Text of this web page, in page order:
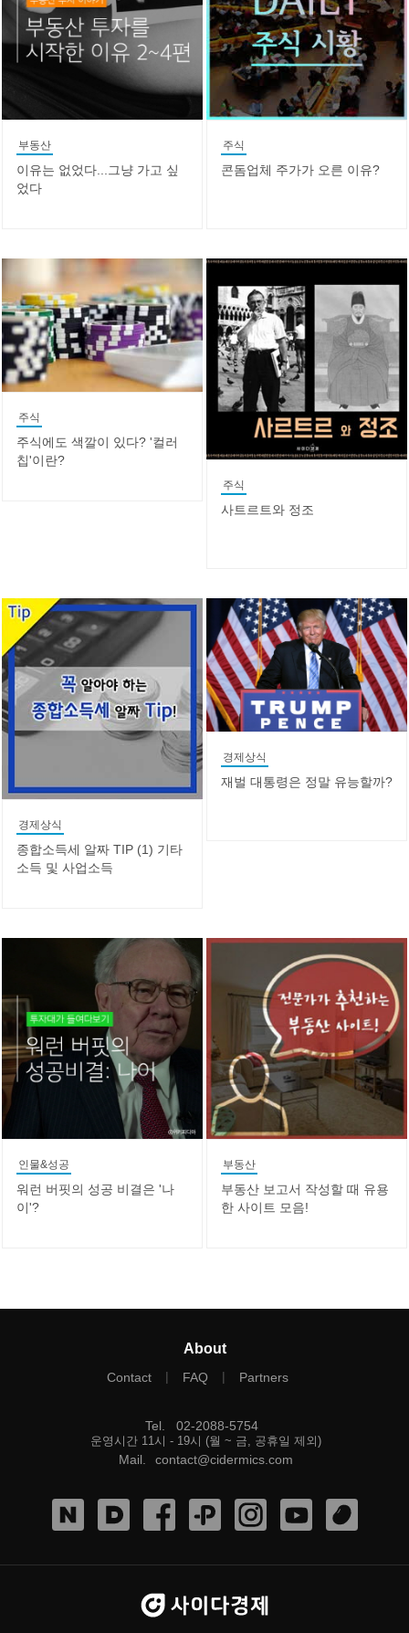
부동산
이유는 없었다...그냥 가고 싶
었다
주식
콘돔업체 주가가 오른 이유?
주식
주식에도 색깔이 있다? '컬러
칩'이란?
주식
사트르트와 정조
경제상식
종합소득세 알짜 TIP (1) 기타
소득 및 사업소득
경제상식
재벌 대통령은 정말 유능할까?
인물&성공
워런 버핏의 성공 비결은 '나
이'?
부동산
부동산 보고서 작성할 때 유용
한 사이트 모음!
About
Contact | FAQ | Partners
Tel 02-2088-5754
운영시간 11시 - 19시 (월 ~ 금, 공휴일 제외)
Mail contact@cidermics.com